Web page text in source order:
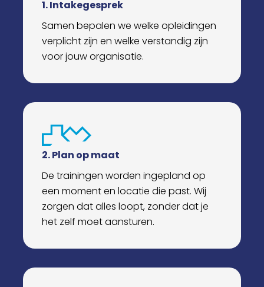
1. Intakegesprek
Samen bepalen we welke opleidingen
verplicht zijn en welke verstandig zijn
voor jouw organisatie.
2. Plan op maat
De trainingen worden ingepland op
een moment en locatie die past. Wij
zorgen dat alles loopt, zonder dat je
het zelf moet aansturen.